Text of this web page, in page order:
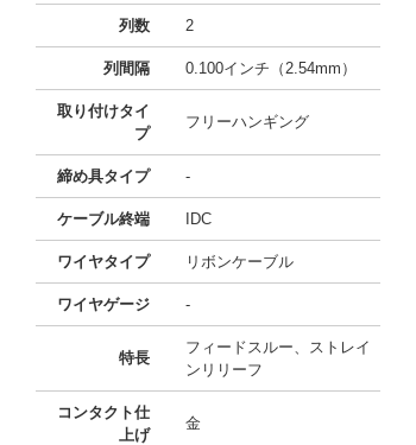
列数 2
列間隔 0.100インチ（2.54mm）
取り付けタイ
プ
フリーハンギング
締め具タイプ -
ケーブル終端 IDC
ワイヤタイプ リボンケーブル
ワイヤゲージ -
特長
フィードスルー、ストレイ
ンリリーフ
コンタクト仕
上げ
金